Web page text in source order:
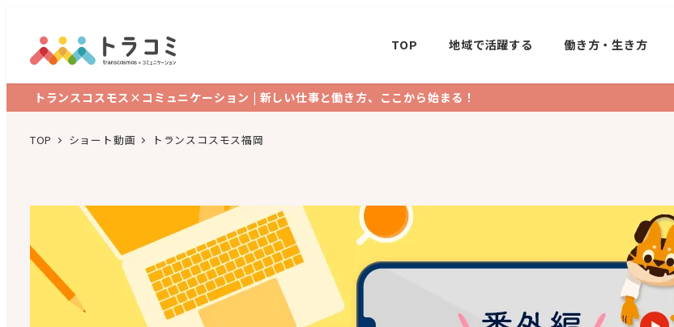
TOP 地域で活躍する 働き方・生き方
トランスコスモス×コミュニケーション | 新しい仕事と働き方、ここから始まる！
TOP ショート動画 トランスコスモス福岡